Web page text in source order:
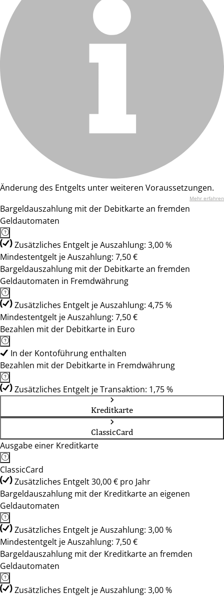
Änderung des Entgelts unter weiteren Voraussetzungen.
Mehr erfahren
Bargeldauszahlung mit der Debitkarte an fremden
Geldautomaten
Zusätzliches Entgelt je Auszahlung: 3,00 %
Mindestentgelt je Auszahlung: 7,50 €
Bargeldauszahlung mit der Debitkarte an fremden
Geldautomaten in Fremdwährung
Zusätzliches Entgelt je Auszahlung: 4,75 %
Mindestentgelt je Auszahlung: 7,50 €
Bezahlen mit der Debitkarte in Euro
In der Kontoführung enthalten
Bezahlen mit der Debitkarte in Fremdwährung
Zusätzliches Entgelt je Transaktion: 1,75 %
Kreditkarte
ClassicCard
Ausgabe einer Kreditkarte
ClassicCard
Zusätzliches Entgelt 30,00 € pro Jahr
Bargeldauszahlung mit der Kreditkarte an eigenen
Geldautomaten
Zusätzliches Entgelt je Auszahlung: 3,00 %
Mindestentgelt je Auszahlung: 7,50 €
Bargeldauszahlung mit der Kreditkarte an fremden
Geldautomaten
Zusätzliches Entgelt je Auszahlung: 3,00 %